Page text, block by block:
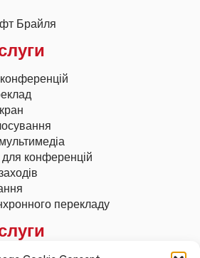
Брайля
конференцій
перекладу